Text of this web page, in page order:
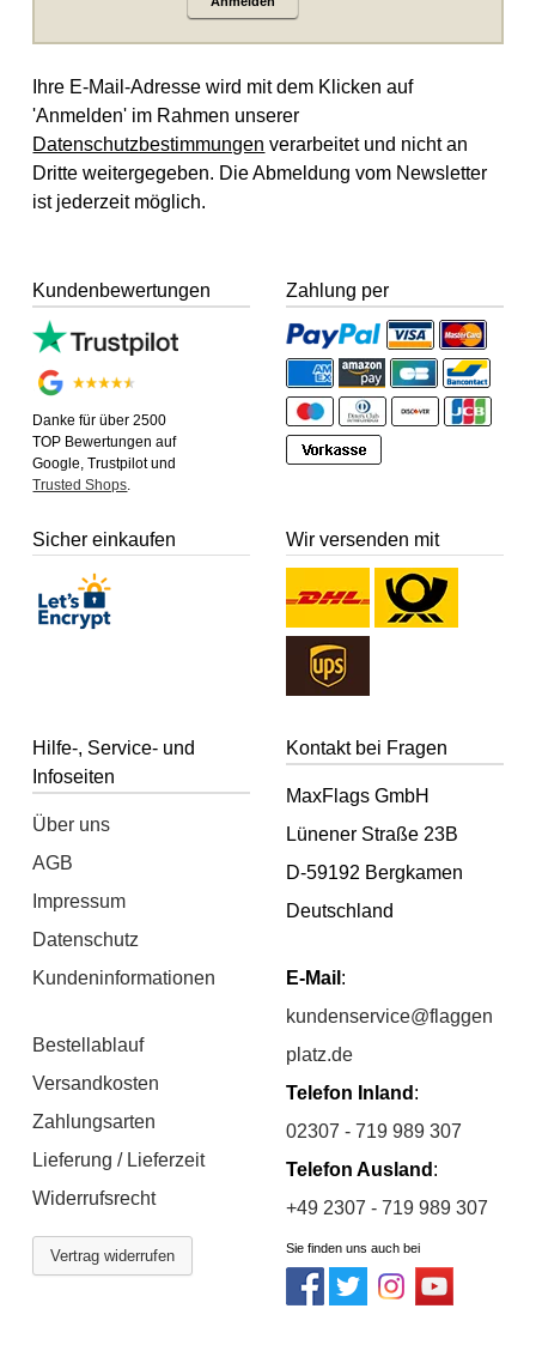
Ihre E-Mail-Adresse wird mit dem Klicken auf
'Anmelden' im Rahmen unserer
Datenschutzbestimmungen verarbeitet und nicht an
Dritte weitergegeben. Die Abmeldung vom Newsletter
ist jederzeit möglich.
Kundenbewertungen
Danke für über 2500
TOP Bewertungen auf
Google, Trustpilot und
Trusted Shops
Zahlung per
Sicher einkaufen Wir versenden mit
Hilfe-, Service- und
Infoseiten
Über uns
AGB
Impressum
Datenschutz
Kundeninformationen
Bestellablauf
Versandkosten
Zahlungsarten
Lieferung / Lieferzeit
Widerrufsrecht
Vertrag widerrufen
Kontakt bei Fragen
MaxFlags GmbH
Lünener Straße 23B
D-59192 Bergkamen
Deutschland
E-Mail :
kundenservice@flaggen
platz.de
Telefon Inland :
02307 - 719 989 307
Telefon Ausland :
+49 2307 - 719 989 307
Sie finden uns auch bei